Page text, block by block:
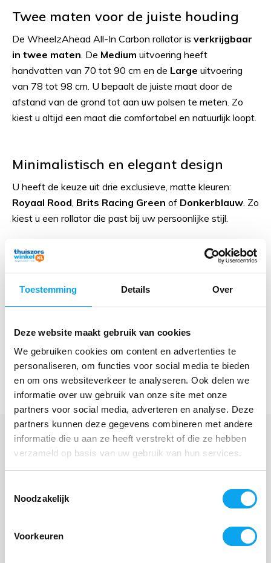
Toestemming Details Over
Deze website maakt gebruik van cookies
We gebruiken cookies om content en advertenties te
personaliseren, om functies voor social media te bieden
en om ons websiteverkeer te analyseren. Ook delen we
informatie over uw gebruik van onze site met onze
partners voor social media, adverteren en analyse. Deze
partners kunnen deze gegevens combineren met andere
informatie die u aan ze heeft verstrekt of die ze hebben
verzameld op basis van uw gebruik van hun services.
Noodzakelijk
Voorkeuren
Twee maten voor de juiste houding
De WheelzAhead All-In Carbon rollator is verkrijgbaar
in twee maten. De Medium uitvoering heeft
handvatten van 70 tot 90 cm en de Large uitvoering
van 78 tot 98 cm. U bepaalt de juiste maat door de
afstand van de grond tot aan uw polsen te meten. Zo
kiest u altijd een maat die comfortabel en natuurlijk loopt.
Minimalistisch en elegant design
U heeft de keuze uit drie exclusieve, matte kleuren:
Royaal Rood, Brits Racing Green of Donkerblauw. Zo
kiest u een rollator die past bij uw persoonlijke stijl.
Praktisch voor dagelijks gebruik
De WheelzAhead All-In Carbon is ideaal als u een
lichtgewicht rollator
opvouwmechanisme neemt u hem eenvoudig mee in de
auto of bergt u hem netjes op. Perfect als u zelfstandig
wilt blijven bewegen, boodschappen doet of graag
comfortabel een pauze neemt tijdens uw wandeling.
Is de WheelzAhead All-In Carbon rollator geschikt
voor buitengebruik?